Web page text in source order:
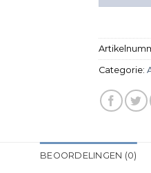
Categorie:
BEOORDELINGEN (0)